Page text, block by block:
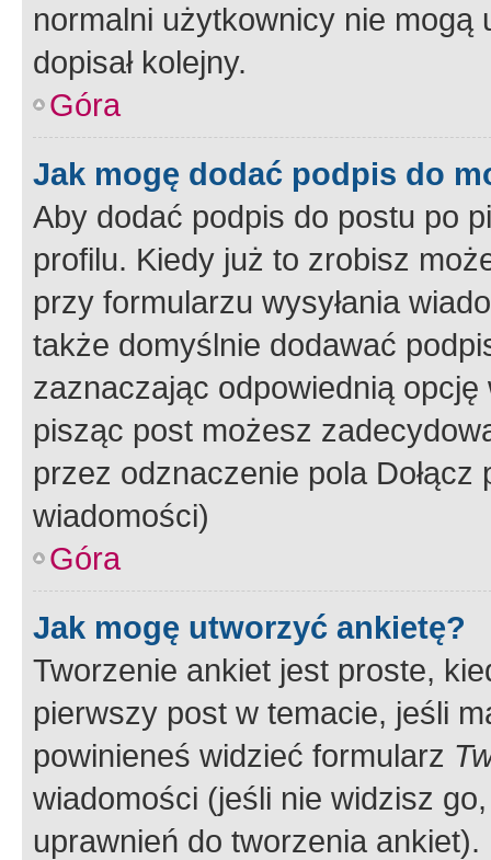
normalni użytkownicy nie
dopisał kolejny.
Góra
Jak mogę dodać podpis do
Aby dodać podpis do postu po
profilu. Kiedy już to zrobisz
przy formularzu wysyłania
także domyślnie dodawać
zaznaczając odpowiednią
pisząc post możesz
przez odznaczenie pola
wiadomości)
Góra
Jak mogę utworzyć ankietę?
Tworzenie ankiet jest proste,
pierwszy post w temacie, jeśli
powinieneś widzieć formularz
wiadomości (jeśli nie widzisz
uprawnień do tworzenia